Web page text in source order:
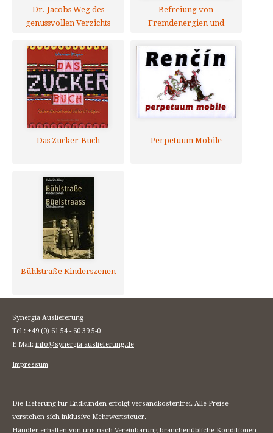
Dr. Jacobs Weg des
genussvollen Verzichts
Befreiung von
Fremdenergien und
Seelenanteilen
Das Zucker-Buch Perpetuum Mobile
Bühlstraße Kinderszenen
Synergia Auslieferung
Tel.: +49 (0) 61 54 - 60 39 5-0
E-Mail: info@synergia-auslieferung.de
Impressum
Die Lieferung für Endkunden erfolgt versandkostenfrei. Alle Preise
verstehen sich inklusive Mehrwertsteuer.
Händler erhalten von uns nach Vereinbarung branchenübliche Konditionen